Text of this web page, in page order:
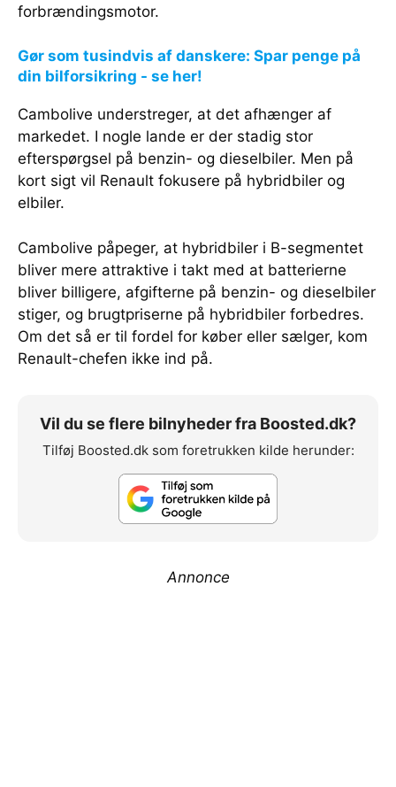
forbrændingsmotor.
Gør som tusindvis af danskere: Spar penge på
din bilforsikring - se her!
Cambolive understreger, at det afhænger af
markedet. I nogle lande er der stadig stor
efterspørgsel på benzin- og dieselbiler. Men på
kort sigt vil Renault fokusere på hybridbiler og
elbiler.
Cambolive påpeger, at hybridbiler i B-segmentet
bliver mere attraktive i takt med at batterierne
bliver billigere, afgifterne på benzin- og dieselbiler
stiger, og brugtpriserne på hybridbiler forbedres.
Om det så er til fordel for køber eller sælger, kom
Renault-chefen ikke ind på.
Vil du se flere bilnyheder fra Boosted.dk?
Tilføj Boosted.dk som foretrukken kilde herunder:
Annonce